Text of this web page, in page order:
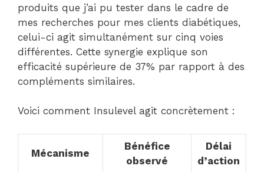
produits que j’ai pu tester dans le cadre de
mes recherches pour mes clients diabétiques,
celui-ci agit simultanément sur cinq voies
différentes. Cette synergie explique son
efficacité supérieure de 37% par rapport à des
compléments similaires.
Voici comment Insulevel agit concrètement :
Mécanisme
Bénéfice
observé
Délai
d’action